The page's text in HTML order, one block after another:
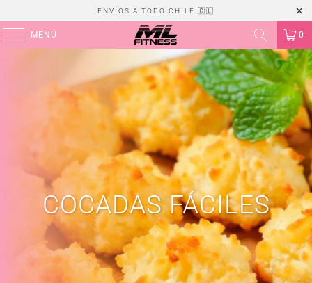
ENVÍOS A TODO CHILE 🇨🇱
MENÚ 0
COCADAS FÁCILES